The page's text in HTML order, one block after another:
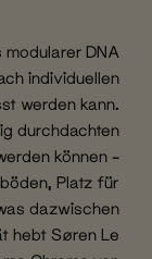
DNA
individuellen
werden kann.
durchdachten
können –
Platz für
dazwischen
hebt Søren Le